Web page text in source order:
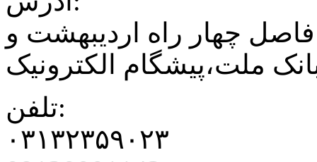
چهار راه اردیبهشت و
ملت،پیشگام الکترونیک
تلفن:
۰۳۱۳۲۳۵۹۰۲۳